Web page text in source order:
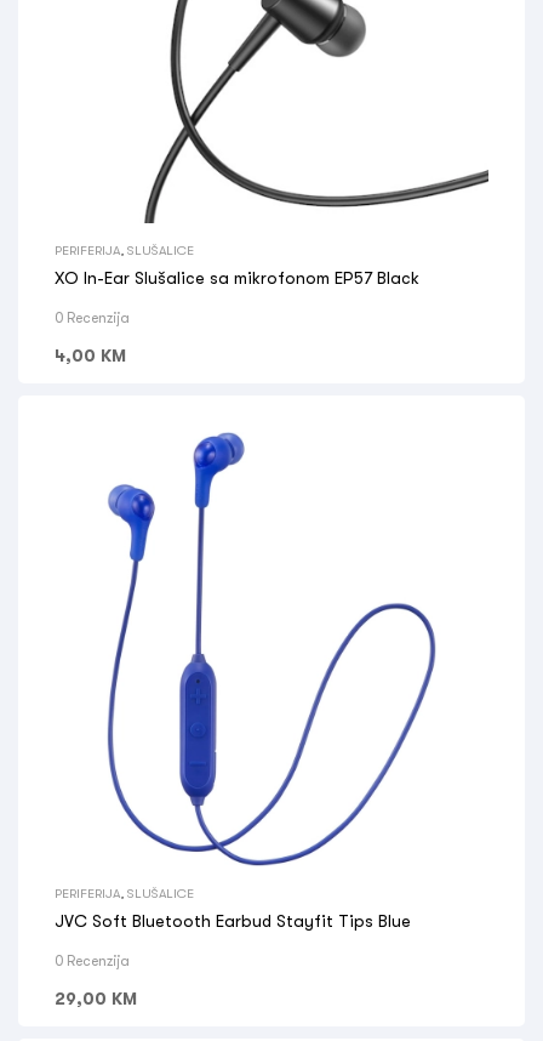
PERIFERIJA SLUŠALICE
XO In-Ear Slušalice sa mikrofonom EP57 Black
0 Recenzija
4,00 KM
PERIFERIJA SLUŠALICE
JVC Soft Bluetooth Earbud Stayfit Tips Blue
0 Recenzija
29,00 KM